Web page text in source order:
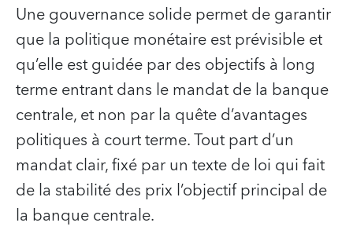
Une gouvernance solide permet de garantir
que la politique monétaire est prévisible et
qu’elle est guidée par des objectifs à long
terme entrant dans le mandat de la banque
centrale, et non par la quête d’avantages
politiques à court terme. Tout part d’un
mandat clair, fixé par un texte de loi qui fait
de la stabilité des prix l’objectif principal de
la banque centrale.